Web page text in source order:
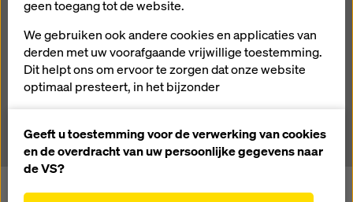
verkeersstroom
16.04.2013 |
Met de Second Midtown Tunnel heeft Doka een grote
geen toegang tot de website.
We gebruiken ook andere cookies en applicaties van
derden met uw voorafgaande vrijwillige toestemming.
Dit helpt ons om ervoor te zorgen dat onze website
optimaal presteert, in het bijzonder
van onze website (functionele en statistische
cookies),
het vergemakkelijken van een soepel
Geeft u toestemming voor de verwerking van cookies
en de overdracht van uw persoonlijke gegevens naar
de VS?